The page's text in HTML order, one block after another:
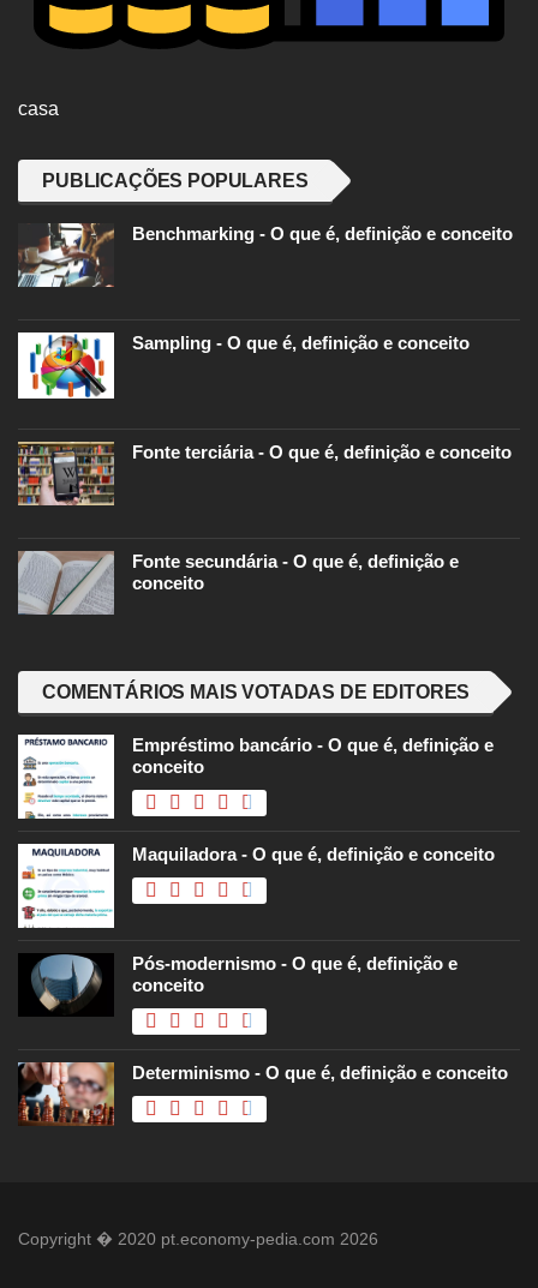
casa
PUBLICAÇÕES POPULARES
Benchmarking - O que é, definição e conceito
Sampling - O que é, definição e conceito
Fonte terciária - O que é, definição e conceito
Fonte secundária - O que é, definição e
conceito
COMENTÁRIOS MAIS VOTADAS DE EDITORES
Empréstimo bancário - O que é, definição e
conceito
Maquiladora - O que é, definição e conceito
Pós-modernismo - O que é, definição e
conceito
Determinismo - O que é, definição e conceito
Copyright � 2020 pt.economy-pedia.com 2026